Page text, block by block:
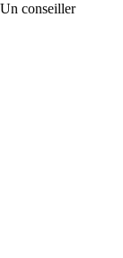
conseiller